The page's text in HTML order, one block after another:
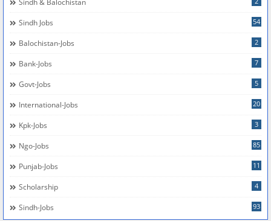
Sindh Jobs 54
Balochistan-Jobs 2
Bank-Jobs 7
Govt-Jobs 5
International-Jobs 20
Kpk-Jobs 3
Ngo-Jobs 85
Punjab-Jobs 11
Scholarship 4
Sindh-Jobs 93